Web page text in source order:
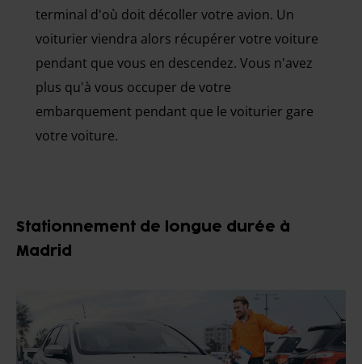
terminal d'où doit décoller votre avion. Un
voiturier viendra alors récupérer votre voiture
pendant que vous en descendez. Vous n'avez
plus qu'à vous occuper de votre
embarquement pendant que le voiturier gare
votre voiture.
Stationnement de longue durée à
Madrid